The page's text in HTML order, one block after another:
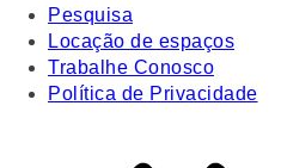
Pesquisa
Locação de espaços
Trabalhe Conosco
Política de Privacidade